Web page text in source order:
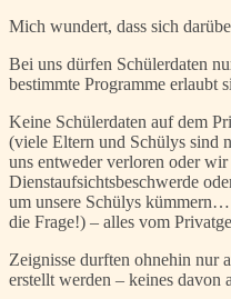
Mich wundert, dass sich
Bei uns dürfen Schülerdaten
bestimmte Programme erlaubt
Keine Schülerdaten auf dem
(viele Eltern und Schülys sind
uns entweder verloren oder
Dienstaufsichtsbeschwerde
um unsere Schülys
die Frage!) – alles vom
Zeignisse durften ohnehin nur
erstellt werden – keines davon